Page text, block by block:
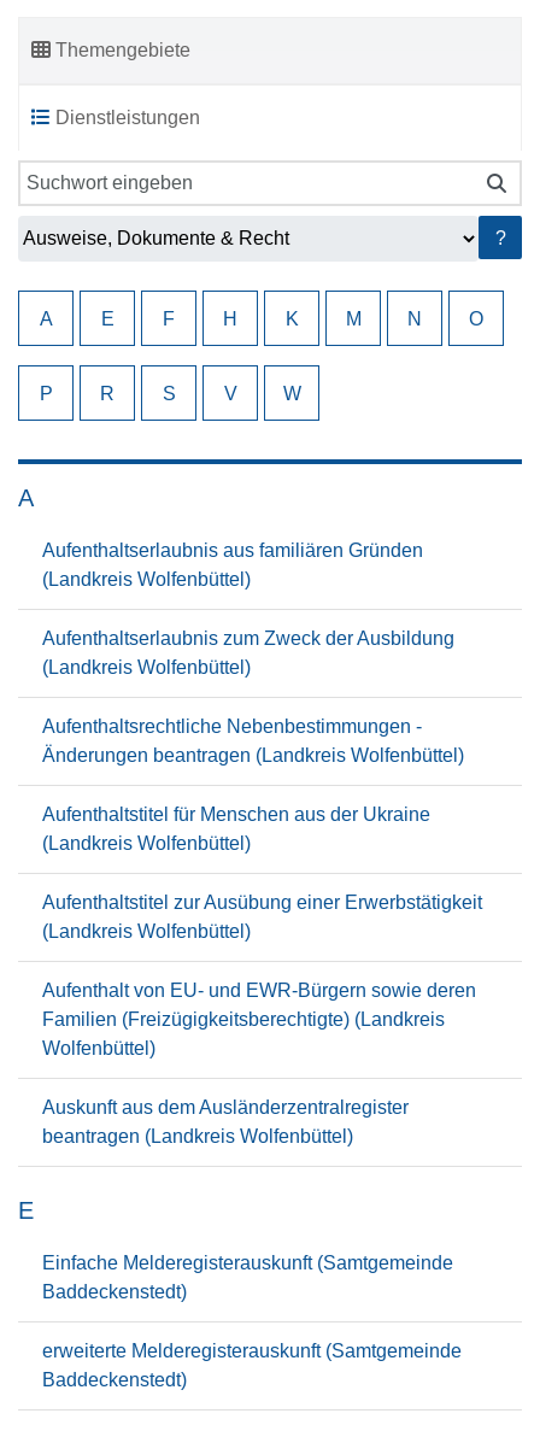
Themengebiete
Dienstleistungen
?
A E F H K M N O
P R S V W
A
Aufenthaltserlaubnis aus familiären Gründen
(Landkreis Wolfenbüttel)
Aufenthaltserlaubnis zum Zweck der Ausbildung
(Landkreis Wolfenbüttel)
Aufenthaltsrechtliche Nebenbestimmungen -
Änderungen beantragen (Landkreis Wolfenbüttel)
Aufenthaltstitel für Menschen aus der Ukraine
(Landkreis Wolfenbüttel)
Aufenthaltstitel zur Ausübung einer Erwerbstätigkeit
(Landkreis Wolfenbüttel)
Aufenthalt von EU- und EWR-Bürgern sowie deren
Familien (Freizügigkeitsberechtigte) (Landkreis
Wolfenbüttel)
Auskunft aus dem Ausländerzentralregister
beantragen (Landkreis Wolfenbüttel)
E
Einfache Melderegisterauskunft (Samtgemeinde
Baddeckenstedt)
erweiterte Melderegisterauskunft (Samtgemeinde
Baddeckenstedt)